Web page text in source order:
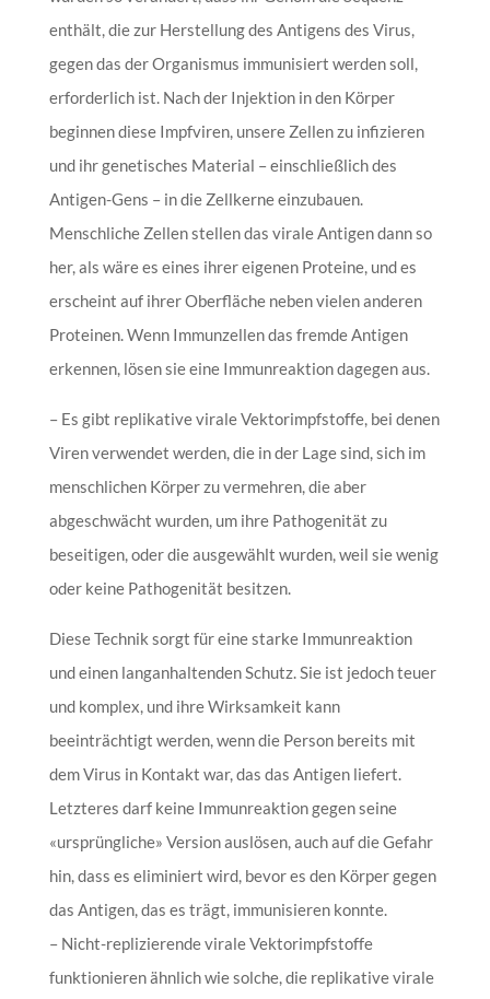
enthält, die zur Herstellung des Antigens des Virus,
gegen das der Organismus immunisiert werden soll,
erforderlich ist. Nach der Injektion in den Körper
beginnen diese Impfviren, unsere Zellen zu infizieren
und ihr genetisches Material – einschließlich des
Antigen-Gens – in die Zellkerne einzubauen.
Menschliche Zellen stellen das virale Antigen dann so
her, als wäre es eines ihrer eigenen Proteine, und es
erscheint auf ihrer Oberfläche neben vielen anderen
Proteinen. Wenn Immunzellen das fremde Antigen
erkennen, lösen sie eine Immunreaktion dagegen aus.
– Es gibt replikative virale Vektorimpfstoffe, bei denen
Viren verwendet werden, die in der Lage sind, sich im
menschlichen Körper zu vermehren, die aber
abgeschwächt wurden, um ihre Pathogenität zu
beseitigen, oder die ausgewählt wurden, weil sie wenig
oder keine Pathogenität besitzen.
Diese Technik sorgt für eine starke Immunreaktion
und einen langanhaltenden Schutz. Sie ist jedoch teuer
und komplex, und ihre Wirksamkeit kann
beeinträchtigt werden, wenn die Person bereits mit
dem Virus in Kontakt war, das das Antigen liefert.
Letzteres darf keine Immunreaktion gegen seine
«ursprüngliche» Version auslösen, auch auf die Gefahr
hin, dass es eliminiert wird, bevor es den Körper gegen
das Antigen, das es trägt, immunisieren konnte.
– Nicht-replizierende virale Vektorimpfstoffe
funktionieren ähnlich wie solche, die replikative virale